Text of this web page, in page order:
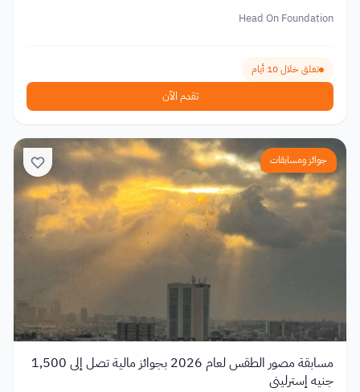
Head On Foundation
تغلق خلال 10 أيام
تقدم الآن
جوائز ومسابقات
مسابقة مصور الطقس لعام 2026 بجوائز مالية تصل إلى 1,500
جنيه إسترليني